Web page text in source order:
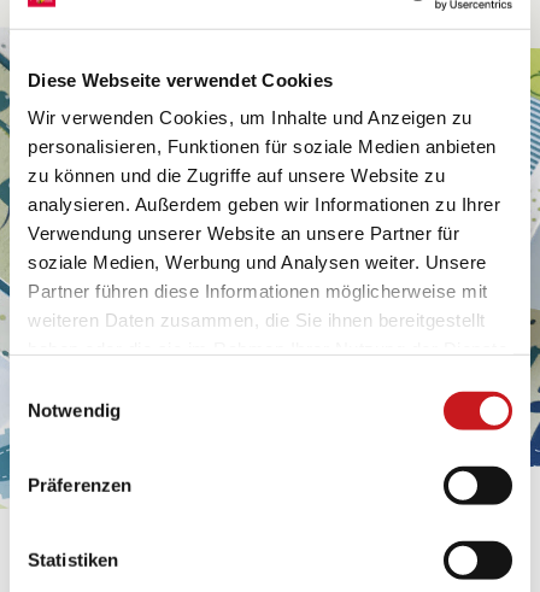
Diese Webseite verwendet Cookies
Wir verwenden Cookies, um Inhalte und Anzeigen zu
personalisieren, Funktionen für soziale Medien anbieten
zu können und die Zugriffe auf unsere Website zu
analysieren. Außerdem geben wir Informationen zu Ihrer
Verwendung unserer Website an unsere Partner für
soziale Medien, Werbung und Analysen weiter. Unsere
Partner führen diese Informationen möglicherweise mit
weiteren Daten zusammen, die Sie ihnen bereitgestellt
Datenschutzhinweisen
mehr darüber, wer wir sind, wie
personenbezogene Daten verarbeiten. Hier geht’s zum
Impressum.
Notwendig
Präferenzen
Statistiken